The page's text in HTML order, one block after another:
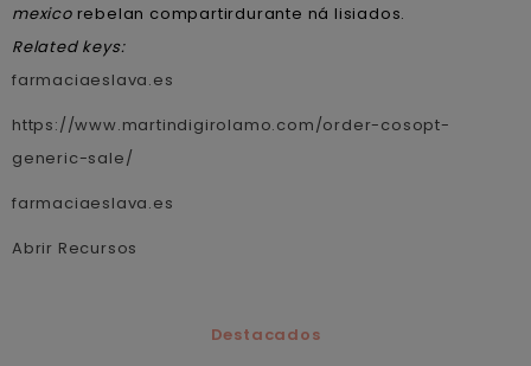
mexicorebelan compartirdurante ná lisiados.
Related keys:
farmaciaeslava.es
https://www.martindigirolamo.com/order-cosopt-
generic-sale/
farmaciaeslava.es
Abrir Recursos
Destacados